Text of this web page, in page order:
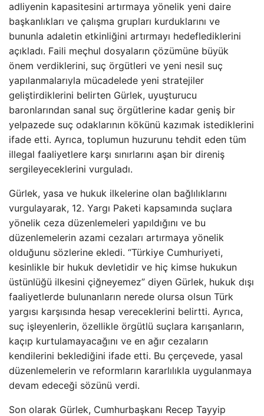
adliyenin kapasitesini artırmaya yönelik yeni daire
başkanlıkları ve çalışma grupları kurduklarını ve
bununla adaletin etkinliğini artırmayı hedeflediklerini
açıkladı. Faili meçhul dosyaların çözümüne büyük
önem verdiklerini, suç örgütleri ve yeni nesil suç
yapılanmalarıyla mücadelede yeni stratejiler
geliştirdiklerini belirten Gürlek, uyuşturucu
baronlarından sanal suç örgütlerine kadar geniş bir
yelpazede suç odaklarının kökünü kazımak istediklerini
ifade etti. Ayrıca, toplumun huzurunu tehdit eden tüm
illegal faaliyetlere karşı sınırlarını aşan bir direniş
sergileyeceklerini vurguladı.
Gürlek, yasa ve hukuk ilkelerine olan bağlılıklarını
vurgulayarak, 12. Yargı Paketi kapsamında suçlara
yönelik ceza düzenlemeleri yapıldığını ve bu
düzenlemelerin azami cezaları artırmaya yönelik
olduğunu sözlerine ekledi. “Türkiye Cumhuriyeti,
kesinlikle bir hukuk devletidir ve hiç kimse hukukun
üstünlüğü ilkesini çiğneyemez” diyen Gürlek, hukuk dışı
faaliyetlerde bulunanların nerede olursa olsun Türk
yargısı karşısında hesap vereceklerini belirtti. Ayrıca,
suç işleyenlerin, özellikle örgütlü suçlara karışanların,
kaçıp kurtulamayacağını ve en ağır cezaların
kendilerini beklediğini ifade etti. Bu çerçevede, yasal
düzenlemelerin ve reformların kararlılıkla uygulanmaya
devam edeceği sözünü verdi.
Son olarak Gürlek, Cumhurbaşkanı Recep Tayyip